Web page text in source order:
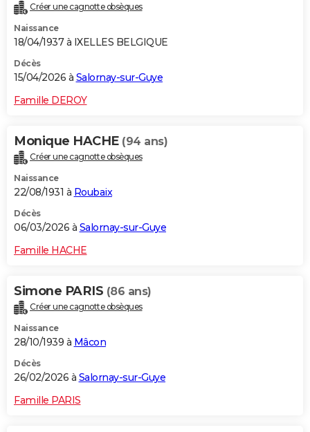
Créer une cagnotte obsèques
Naissance
18/04/1937 à IXELLES BELGIQUE
Décès
15/04/2026 à Salornay-sur-Guye
Famille DEROY
Monique HACHE (94 ans)
Créer une cagnotte obsèques
Naissance
22/08/1931 à Roubaix
Décès
06/03/2026 à Salornay-sur-Guye
Famille HACHE
Simone PARIS (86 ans)
Créer une cagnotte obsèques
Naissance
28/10/1939 à Mâcon
Décès
26/02/2026 à Salornay-sur-Guye
Famille PARIS